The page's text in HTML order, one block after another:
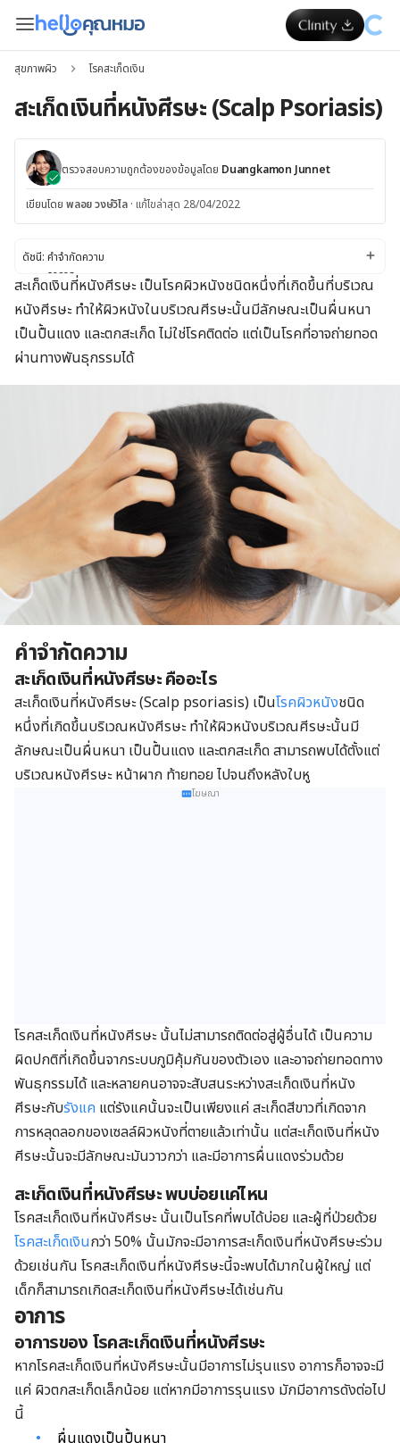
สุขภาพผิว โรคสะเก็ดเงิน
สะเก็ดเงินที่หนังศีรษะ (Scalp Psoriasis)
ตรวจสอบความถูกต้องของข้อมูลโดย Duangkamon Junnet
เขียนโดย พลอย วงษ์วิไล · แก้ไขล่าสุด 28/04/2022
ดัชนี: คำจำกัดความ
อาการ
สาเหตุ
ปัจจัยเสี่ยง
การวินิจฉัยและการรักษาโรค
สะเก็ดเงินที่หนังศีรษะ เป็นโรคผิวหนังชนิดหนึ่งที่เกิดขึ้นที่บริเวณ
หนังศีรษะ ทำให้ผิวหนังในบริเวณศีรษะนั้นมีลักษณะเป็นผื่นหนา
เป็นปื้นแดง และตกสะเก็ด ไม่ใช่โรคติดต่อ แต่เป็นโรคที่อาจถ่ายทอด
ผ่านทางพันธุกรรมได้
คำจำกัดความ
สะเก็ดเงินที่หนังศีรษะ คืออะไร
สะเก็ดเงินที่หนังศีรษะ (Scalp psoriasis) เป็นโรคผิวหนังชนิด
หนึ่งที่เกิดขึ้นบริเวณหนังศีรษะ ทำให้ผิวหนังบริเวณศีรษะนั้นมี
ลักษณะเป็นผื่นหนา เป็นปื้นแดง และตกสะเก็ด สามารถพบได้ตั้งแต่
บริเวณหนังศีรษะ หน้าผาก ท้ายทอย ไปจนถึงหลังใบหู
โฆษณา
โรคสะเก็ดเงินที่หนังศีรษะ นั้นไม่สามารถติดต่อสู่ผู้อื่นได้ เป็นความ
ผิดปกติที่เกิดขึ้นจากระบบภูมิคุ้มกันของตัวเอง และอาจถ่ายทอดทาง
พันธุกรรมได้ และหลายคนอาจจะสับสนระหว่างสะเก็ดเงินที่หนัง
ศีรษะกับรังแค แต่รังแคนั้นจะเป็นเพียงแค่ สะเก็ดสีขาวที่เกิดจาก
การหลุดลอกของเซลล์ผิวหนังที่ตายแล้วเท่านั้น แต่สะเก็ดเงินที่หนัง
ศีรษะนั้นจะมีลักษณะมันวาวกว่า และมีอาการผื่นแดงร่วมด้วย
สะเก็ดเงินที่หนังศีรษะ พบบ่อยแค่ไหน
โรคสะเก็ดเงินที่หนังศีรษะ นั้นเป็นโรคที่พบได้บ่อย และผู้ที่ป่วยด้วย
โรคสะเก็ดเงินกว่า 50% นั้นมักจะมีอาการสะเก็ดเงินที่หนังศีรษะร่วม
ด้วยเช่นกัน โรคสะเก็ดเงินที่หนังศีรษะนี้จะพบได้มากในผู้ใหญ่ แต่
เด็กก็สามารถเกิดสะเก็ดเงินที่หนังศีรษะได้เช่นกัน
อาการ
อาการของ โรคสะเก็ดเงินที่หนังศีรษะ
หากโรคสะเก็ดเงินที่หนังศีรษะนั้นมีอาการไม่รุนแรง อาการก็อาจจะมี
แค่ ผิวตกสะเก็ดเล็กน้อย แต่หากมีอาการรุนแรง มักมีอาการดังต่อไป
นี้
ผื่นแดงเป็นปื้นหนา